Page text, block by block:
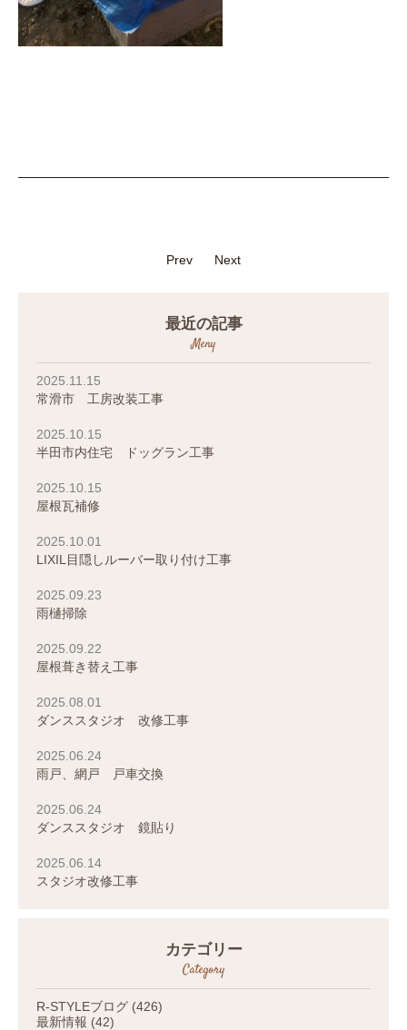
Prev Next
最近の記事
Meny
2025.11.15
常滑市 工房改装工事
2025.10.15
半田市内住宅 ドッグラン工事
2025.10.15
屋根瓦補修
2025.10.01
LIXIL目隠しルーバー取り付け工事
2025.09.23
雨樋掃除
2025.09.22
屋根葺き替え工事
2025.08.01
ダンススタジオ 改修工事
2025.06.24
雨戸、網戸 戸車交換
2025.06.24
ダンススタジオ 鏡貼り
2025.06.14
スタジオ改修工事
カテゴリー
Category
R-STYLEブログ (426)
最新情報 (42)